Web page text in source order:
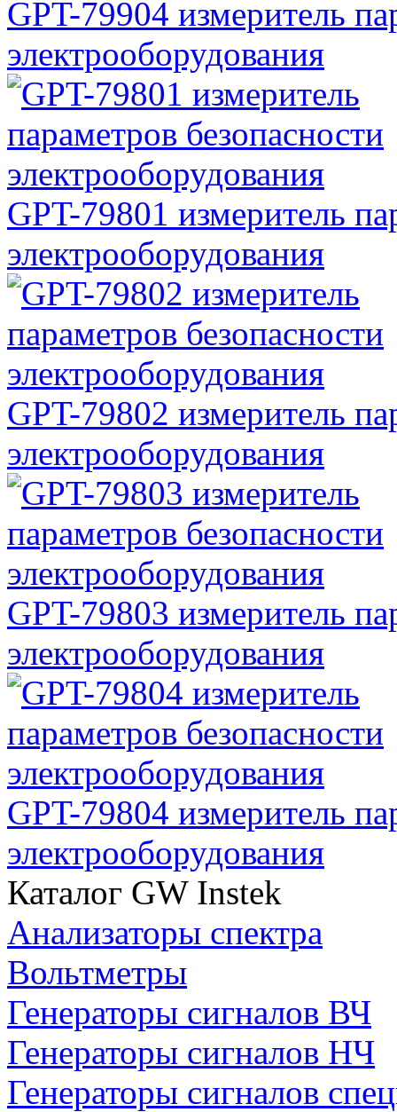
GPT-79904 измеритель
электрооборудования
GPT-79801 измеритель
электрооборудования
GPT-79802 измеритель
электрооборудования
GPT-79803 измеритель
электрооборудования
GPT-79804 измеритель
электрооборудования
Каталог GW Instek
Анализаторы спектра
Вольтметры
Генераторы сигналов ВЧ
Генераторы сигналов НЧ
Генераторы сигналов